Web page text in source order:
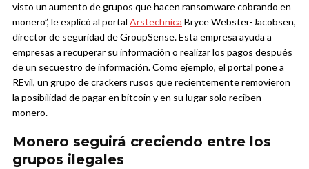
visto un aumento de grupos que hacen ransomware cobrando en
monero”, le explicó al portal Arstechnica Bryce Webster-Jacobsen,
director de seguridad de GroupSense. Esta empresa ayuda a
empresas a recuperar su información o realizar los pagos después
de un secuestro de información. Como ejemplo, el portal pone a
REvil, un grupo de crackers rusos que recientemente removieron
la posibilidad de pagar en bitcoin y en su lugar solo reciben
monero.
Monero seguirá creciendo entre los
grupos ilegales